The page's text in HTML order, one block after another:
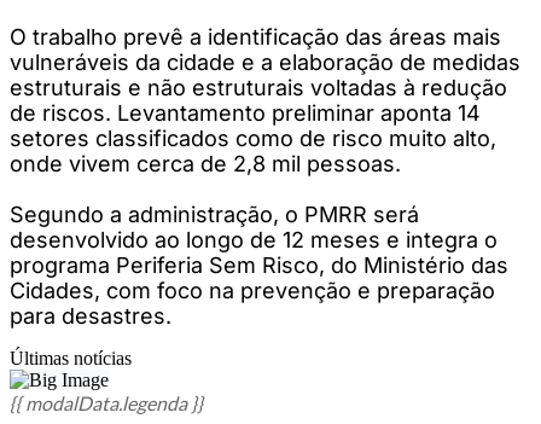
O trabalho prevê a identificação das áreas mais
vulneráveis da cidade e a elaboração de medidas
estruturais e não estruturais voltadas à redução
de riscos. Levantamento preliminar aponta 14
setores classificados como de risco muito alto,
onde vivem cerca de 2,8 mil pessoas.
Segundo a administração, o PMRR será
desenvolvido ao longo de 12 meses e integra o
programa Periferia Sem Risco, do Ministério das
Cidades, com foco na prevenção e preparação
para desastres.
Últimas notícias
{{ modalData.legenda }}